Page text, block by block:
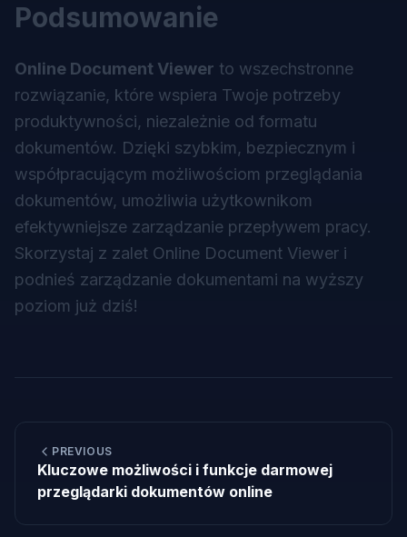
Podsumowanie
Online Document Viewer to wszechstronne
rozwiązanie, które wspiera Twoje potrzeby
produktywności, niezależnie od formatu
dokumentów. Dzięki szybkim, bezpiecznym i
współpracującym możliwościom przeglądania
dokumentów, umożliwia użytkownikom
efektywniejsze zarządzanie przepływem pracy.
Skorzystaj z zalet Online Document Viewer i
podnieś zarządzanie dokumentami na wyższy
poziom już dziś!
PREVIOUS
Kluczowe możliwości i funkcje darmowej
przeglądarki dokumentów online